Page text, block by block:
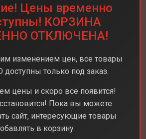
Цены временно
КОРЗИНА
ОТКЛЮЧЕНА!
изменением цен, все товары
только под заказ.
цены и скоро всё появится!
Пока вы можете
сайт, интересующие товары
в корзину